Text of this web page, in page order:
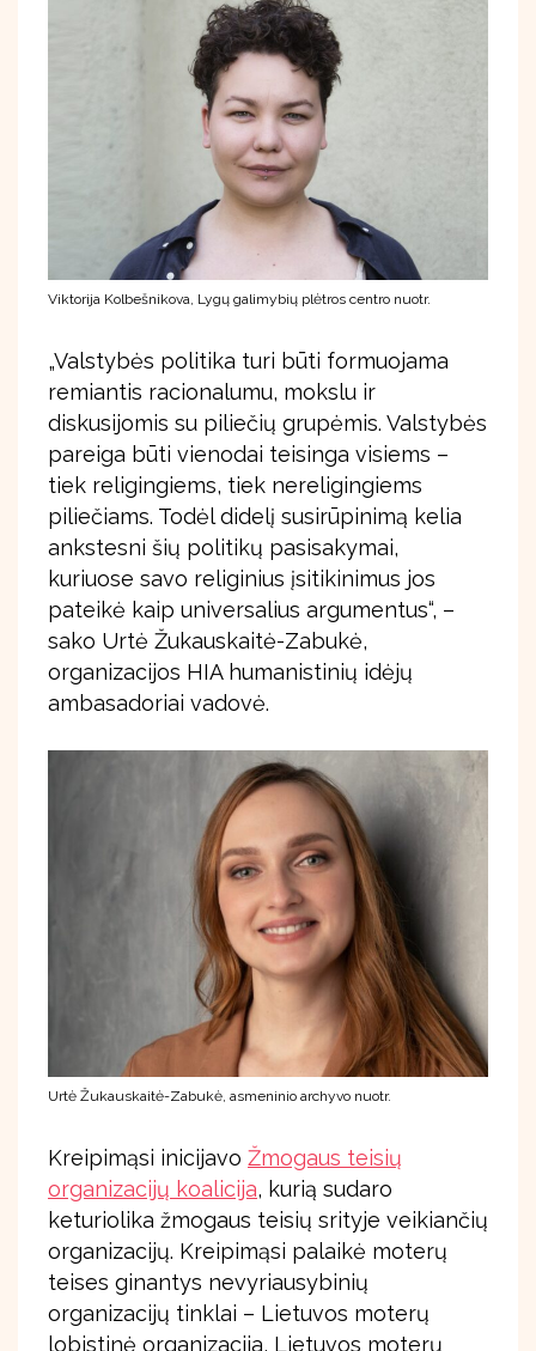
Viktorija Kolbešnikova, Lygų galimybių plėtros centro nuotr.
„Valstybės politika turi būti formuojama
remiantis racionalumu, mokslu ir
diskusijomis su piliečių grupėmis. Valstybės
pareiga būti vienodai teisinga visiems –
tiek religingiems, tiek nereligingiems
piliečiams. Todėl didelį susirūpinimą kelia
ankstesni šių politikų pasisakymai,
kuriuose savo religinius įsitikinimus jos
pateikė kaip universalius argumentus“, –
sako Urtė Žukauskaitė-Zabukė,
organizacijos HIA humanistinių idėjų
ambasadoriai vadovė.
Urtė Žukauskaitė-Zabukė, asmeninio archyvo nuotr.
Kreipimąsi inicijavo Žmogaus teisių
organizacijų koalicija, kurią sudaro
keturiolika žmogaus teisių srityje veikiančių
organizacijų. Kreipimąsi palaikė moterų
teises ginantys nevyriausybinių
organizacijų tinklai – Lietuvos moterų
lobistinė organizacija, Lietuvos moterų